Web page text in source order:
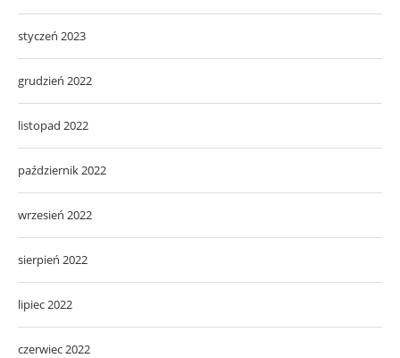
styczeń 2023
grudzień 2022
listopad 2022
październik 2022
wrzesień 2022
sierpień 2022
lipiec 2022
czerwiec 2022